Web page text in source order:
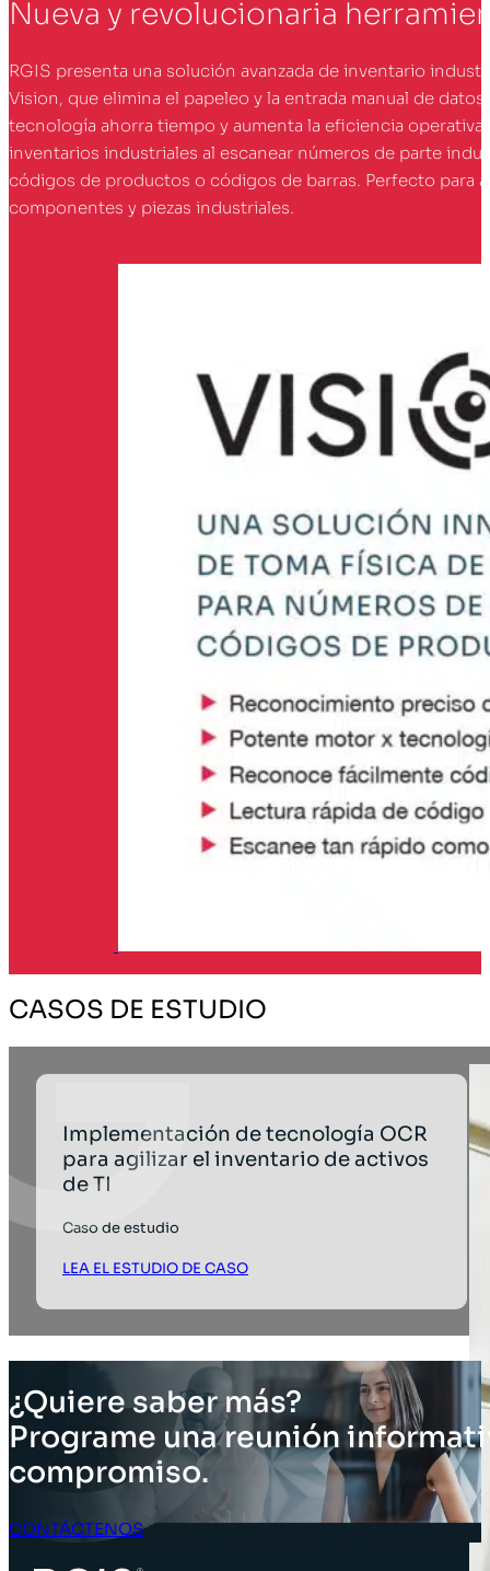
Nueva y revolucionaria
RGIS presenta una solución avanzada de inventario
Vision, que elimina el papeleo y la entrada manual de
tecnología ahorra tiempo y aumenta la eficiencia operativa
inventarios industriales al escanear números de parte
códigos de productos o códigos de barras. Perfecto para
componentes y piezas industriales.
CASOS DE ESTUDIO
Implementación de tecnología OCR
para agilizar el inventario de activos
de TI
Caso de estudio
LEA EL ESTUDIO DE CASO
¿Quiere saber más?
Programe una reunión
compromiso.
CONTÁCTENOS